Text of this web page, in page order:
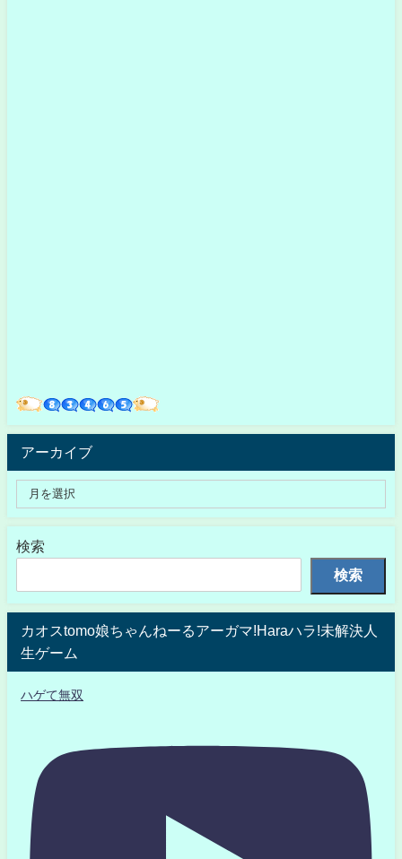
アーカイブ
検索
検索
カオスtomo娘ちゃんねーるアーガマ!Haraハラ!未解決人
生ゲーム
ハゲて無双